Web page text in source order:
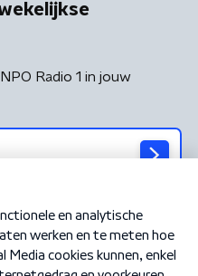
Radio 1 in jouw